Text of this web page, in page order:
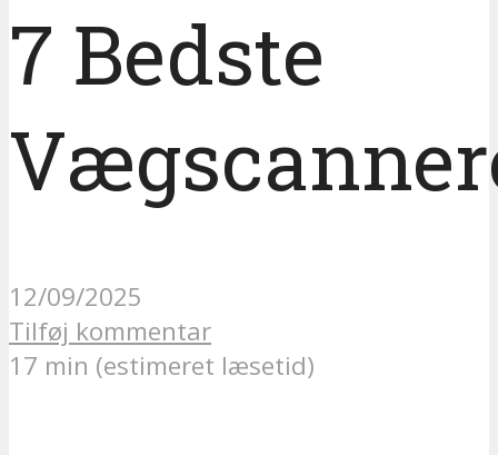
7 Bedste
12/09/2025
Tilføj kommentar
17 min (estimeret læsetid)